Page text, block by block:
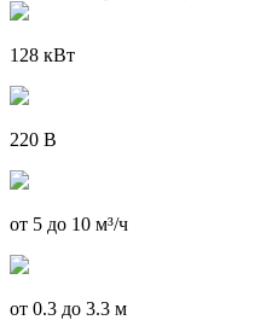
128 кВт
220 В
от 5 до 10 м³/ч
от 0.3 до 3.3 м